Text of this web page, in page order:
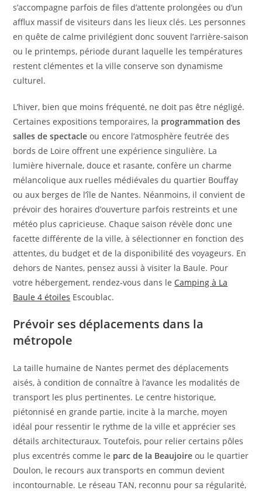
s’accompagne parfois de files d’attente prolongées ou d’un
afflux massif de visiteurs dans les lieux clés. Les personnes
en quête de calme privilégient donc souvent l’arrière-saison
ou le printemps, période durant laquelle les températures
restent clémentes et la ville conserve son dynamisme
culturel.
L’hiver, bien que moins fréquenté, ne doit pas être négligé.
Certaines expositions temporaires, la programmation des
salles de spectacle ou encore l’atmosphère feutrée des
bords de Loire offrent une expérience singulière. La
lumière hivernale, douce et rasante, confère un charme
mélancolique aux ruelles médiévales du quartier Bouffay
ou aux berges de l’île de Nantes. Néanmoins, il convient de
prévoir des horaires d’ouverture parfois restreints et une
météo plus capricieuse. Chaque saison révèle donc une
facette différente de la ville, à sélectionner en fonction des
attentes, du budget et de la disponibilité des voyageurs. En
dehors de Nantes, pensez aussi à visiter la Baule. Pour
votre hébergement, rendez-vous dans le Camping à La
Baule 4 étoiles Escoublac.
Prévoir ses déplacements dans la
métropole
La taille humaine de Nantes permet des déplacements
aisés, à condition de connaître à l’avance les modalités de
transport les plus pertinentes. Le centre historique,
piétonnisé en grande partie, incite à la marche, moyen
idéal pour ressentir le rythme de la ville et apprécier ses
détails architecturaux. Toutefois, pour relier certains pôles
plus excentrés comme le parc de la Beaujoire ou le quartier
Doulon, le recours aux transports en commun devient
incontournable. Le réseau TAN, reconnu pour sa régularité,